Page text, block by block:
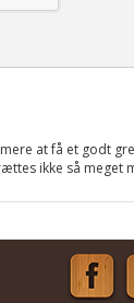
at få et godt
ikke så meget